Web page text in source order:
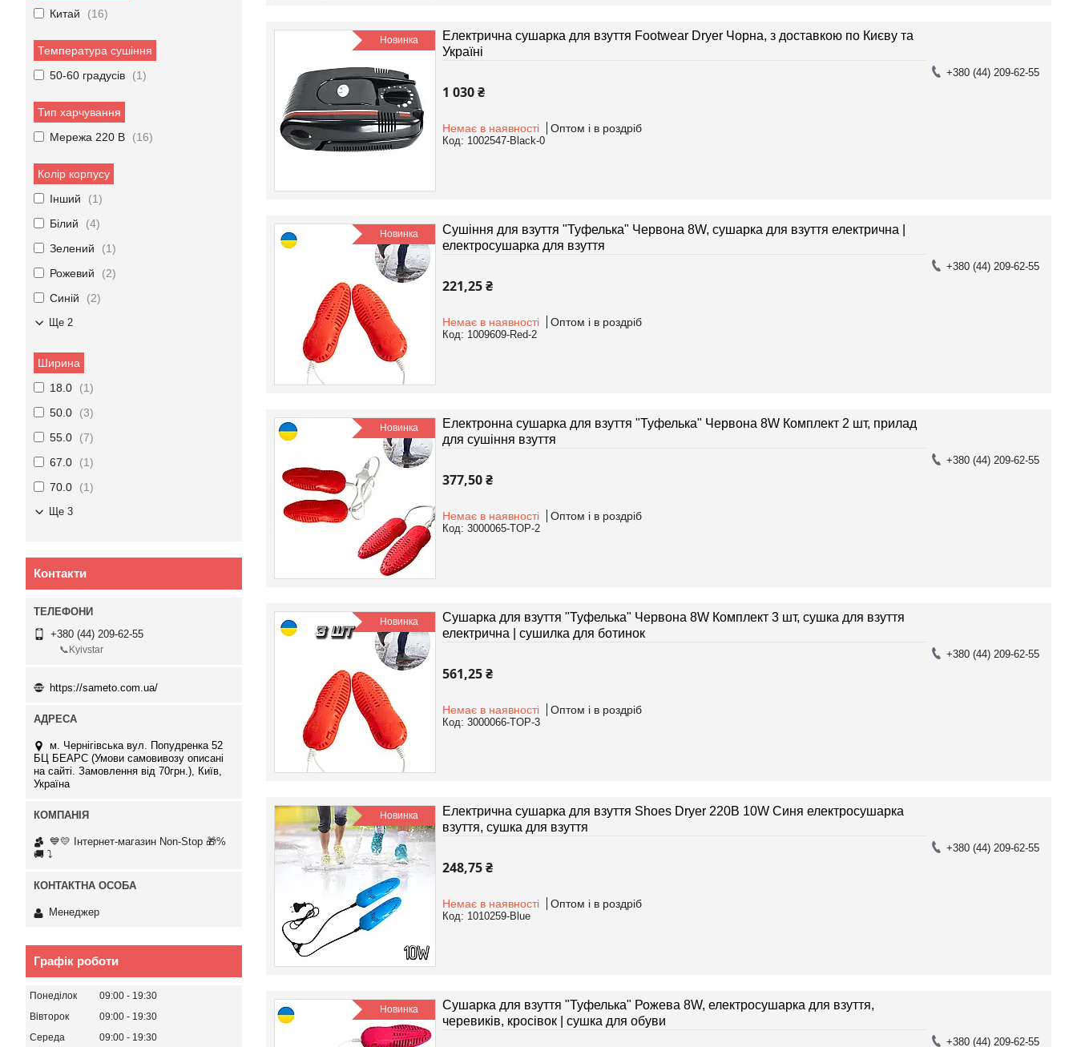
Новинка
+380 (44) 209-62-55
Електрична сушарка для взуття Footwear Dryer Чорна, з доставкою по Києву та
Україні
1 030 ₴
Немає в наявності Оптом і в роздріб
1002547-Black-0
Новинка
+380 (44) 209-62-55
Сушіння для взуття "Туфелька" Червона 8W, сушарка для взуття електрична |
електросушарка для взуття
221,25 ₴
Немає в наявності Оптом і в роздріб
1009609-Red-2
Новинка
+380 (44) 209-62-55
Електронна сушарка для взуття "Туфелька" Червона 8W Комплект 2 шт, прилад
для сушіння взуття
377,50 ₴
Немає в наявності Оптом і в роздріб
3000065-TOP-2
Новинка
+380 (44) 209-62-55
Сушарка для взуття "Туфелька" Червона 8W Комплект 3 шт, сушка для взуття
електрична | сушилка для ботинок
561,25 ₴
Немає в наявності Оптом і в роздріб
3000066-TOP-3
Новинка
+380 (44) 209-62-55
Електрична сушарка для взуття Shoes Dryer 220В 10W Синя електросушарка
взуття, сушка для взуття
248,75 ₴
Немає в наявності Оптом і в роздріб
1010259-Blue
Новинка
+380 (44) 209-62-55
Сушарка для взуття "Туфелька" Рожева 8W, електросушарка для взуття,
черевиків, кросівок | сушка для обуви
Китай
16
Температура сушіння
50-60 градусів
1
Тип харчування
Мережа 220 В
16
Колір корпусу
Інший
1
Білий
4
Зелений
1
Рожевий
2
Синій
2
Ще 2
Ширина
18.0
1
50.0
3
55.0
7
67.0
1
70.0
1
Ще 3
Контакти
+380 (44) 209-62-55
📞Kyivstar
https://sameto.com.ua/
м. Чернігівська вул. Попудренка 52
БЦ БЕАРС (Умови самовивозу описані
на сайті. Замовлення від 70грн.), Київ,
Україна
💙💛 Інтернет-магазин Non-Stop 🎁%
🚚 ⤵
Менеджер
Графік роботи
Понеділок 09:00
19:30
Вівторок
09:00
19:30
Середа
09:00 19:30